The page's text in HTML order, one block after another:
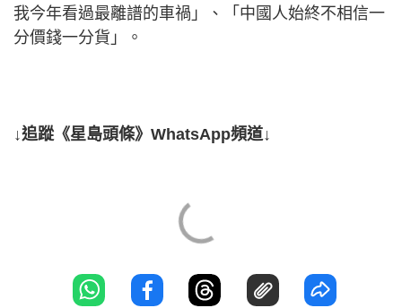
我今年看過最離譜的車禍」、「中國人始終不相信一
分價錢一分貨」。
↓追蹤《星島頭條》WhatsApp頻道↓